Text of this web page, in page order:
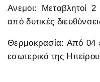
Ανεμοι: Μεταβλητοί
από δυτικές
Θερμοκρασία: Από 04
εσωτερικό της